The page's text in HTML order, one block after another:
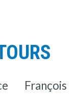
François